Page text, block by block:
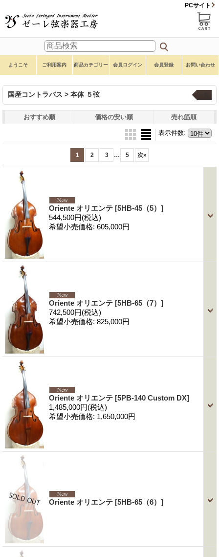
PCサイト
ようこそ ご利用案内 商品カテゴリー 会員ログイン 会員登録 お問い合わせ
国産コントラバス > 本体 ５弦
おすすめ順 価格の安い順 売れ筋順
表示件数:
1 2 3 ... 5 次»
Oriente オリエンテ [5HB-45（5）]
544,500円(税込)
希望小売価格: 605,000円
Oriente オリエンテ [5HB-65（7）]
742,500円(税込)
希望小売価格: 825,000円
Oriente オリエンテ [5PB-140 Custom DX]
1,485,000円(税込)
希望小売価格: 1,650,000円
Oriente オリエンテ [5HB-65（6）]